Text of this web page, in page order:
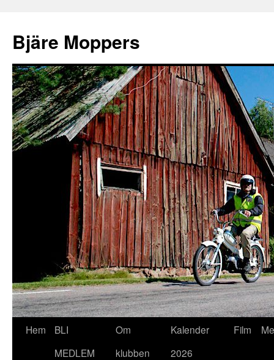
Bjäre Moppers
Hoppa
Hem
BLI
MEDLEM
Om
klubben
Kalender
2026
Film